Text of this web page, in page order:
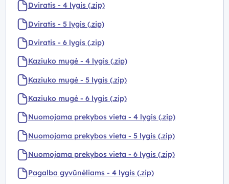
Dviratis - 4 lygis (.zip)
Dviratis - 5 lygis (.zip)
Dviratis - 6 lygis (.zip)
Kaziuko mugė - 4 lygis (.zip)
Kaziuko mugė - 5 lygis (.zip)
Kaziuko mugė - 6 lygis (.zip)
Nuomojama prekybos vieta - 4 lygis (.zip)
Nuomojama prekybos vieta - 5 lygis (.zip)
Nuomojama prekybos vieta - 6 lygis (.zip)
Pagalba gyvūnėliams - 4 lygis (.zip)